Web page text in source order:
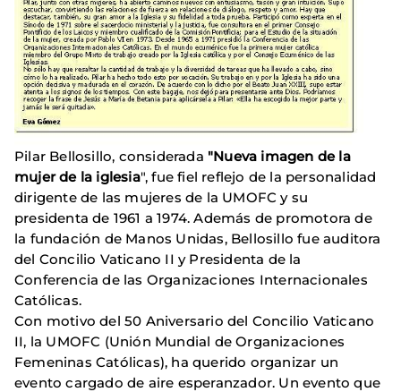
Pilar Bellosillo, considerada "Nueva imagen de la
mujer de la iglesia", fue fiel reflejo de la personalidad
dirigente de las mujeres de la UMOFC y su
presidenta de 1961 a 1974. Además de promotora de
la fundación de Manos Unidas, Bellosillo fue auditora
del Concilio Vaticano II y Presidenta de la
Conferencia de las Organizaciones Internacionales
Católicas.
Con motivo del 50 Aniversario del Concilio Vaticano
II, la UMOFC (Unión Mundial de Organizaciones
Femeninas Católicas), ha querido organizar un
evento cargado de aire esperanzador. Un evento que